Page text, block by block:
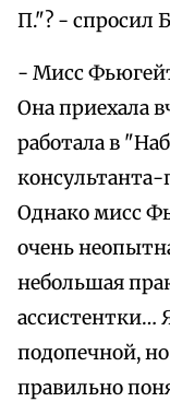
П."? - спросил
- Мисс
Она приехала
работала в
консультанта-
Однако мисс
очень
небольшая
ассистентки…
подопечной,
правильно